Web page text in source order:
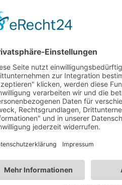
im Re-Live:
mit BOTTLETOP
von der Initiative
den Vereinten Nationen,WWF
Hunderttausende von Menschen
um den Globus erreicht werden.
Relevanz spielt das Thema für
Markenpositionierung der UBS? Wie
Testimonials aus Sport- und
integriert? Welche
Aktivierungsstrategie verfolgt
UBS?
mehr lesen